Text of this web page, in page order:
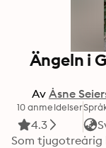
Ängeln i
Av Åsne
10 anmeldelser
4.3
Som tjugotreårig